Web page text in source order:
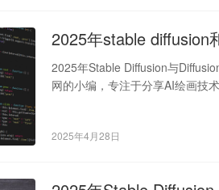
2025年stable diffusion
2025年Stable Diffusion与
网的小编，专注于分享AI绘画技
2025年4月28日